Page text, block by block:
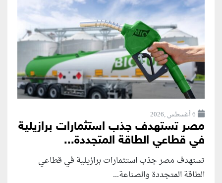
6 أغسطس ,2026
مصر تستهدف جذب استثمارات برازيلية
في قطاعي الطاقة المتجددة...
تستهدف مصر جذب استثمارات برازيلية في قطاعي
الطاقة المتجددة والصناعة...